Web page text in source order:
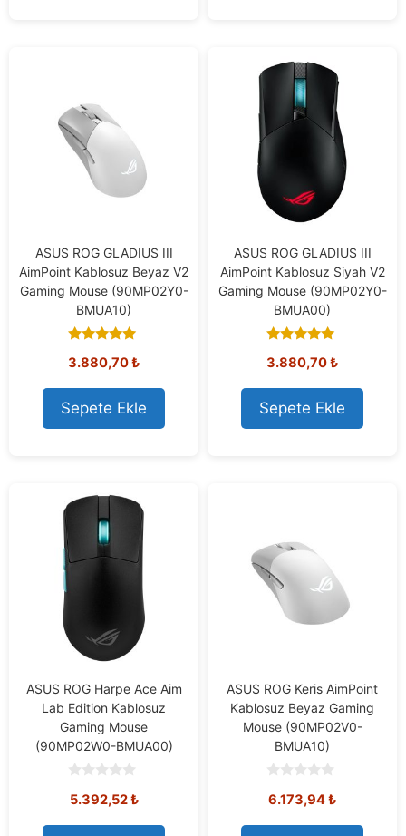
ASUS ROG GLADIUS III
AimPoint Kablosuz Beyaz V2
Gaming Mouse (90MP02Y0-
BMUA10)
out of 5
3.880,70₺
Sepete Ekle
ASUS ROG GLADIUS III
AimPoint Kablosuz Siyah V2
Gaming Mouse (90MP02Y0-
BMUA00)
out of 5
3.880,70₺
Sepete Ekle
ASUS ROG Harpe Ace Aim
Lab Edition Kablosuz
Gaming Mouse
(90MP02W0-BMUA00)
o
t
5.392,52₺
ASUS ROG Keris AimPoint
Kablosuz Beyaz Gaming
Mouse (90MP02V0-
BMUA10)
o
t
6.173,94₺